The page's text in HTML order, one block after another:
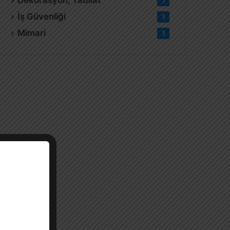
İş Güvenliği 1
Mimari 1